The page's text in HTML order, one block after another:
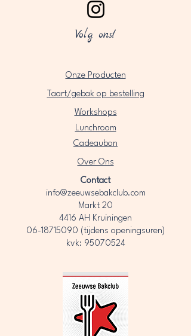
Volg ons!
Onze Producten
Taart/gebak op bestelling
Workshops
Lunchroom
Cadeaubon
Over Ons​
Contact
info@zeeuwsebakclub.com
Markt 20
4416 AH Kruiningen
06-18715090 (tijdens openingsuren)
kvk: 95070524